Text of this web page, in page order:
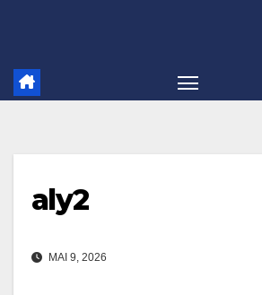
aly2
MAI 9, 2026